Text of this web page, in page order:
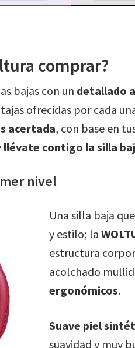
comprar?
bajas con un detallado
ofrecidas por cada
acertada, con base en
llévate contigo la silla
nivel
Una silla baja
y estilo; la
estructura
acolchado
ergonómicos.
Suave piel
suavidad y muy